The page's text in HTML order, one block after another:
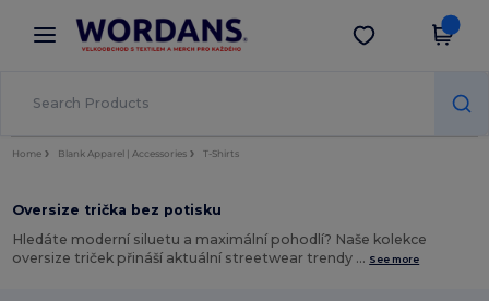
× Aplikace Wordans
Lepší ceny v aplikaci!
Stáhnout app
Home Blank Apparel | Accessories T-Shirts
Oversize trička bez potisku
Hledáte moderní siluetu a maximální pohodlí? Naše kolekce
oversize triček přináší aktuální streetwear trendy … See more